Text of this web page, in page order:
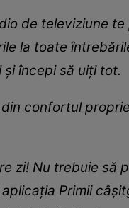
de televiziune
la toate
începi să uiți tot.
confortul
zi! Nu trebuie
Primii